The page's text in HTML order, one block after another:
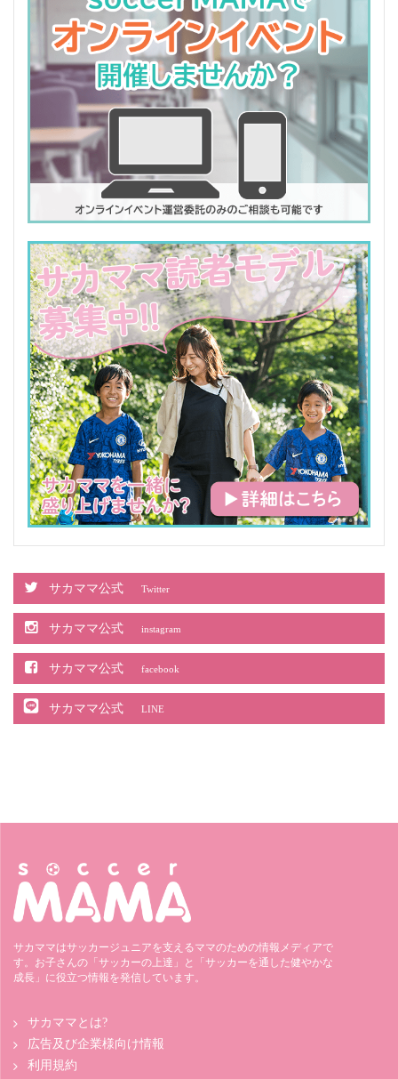
サカママ公式 Twitter
サカママ公式 instagram
サカママ公式 facebook
サカママ公式 LINE
サカママはサッカージュニアを支えるママのための情報メディアで
す。お子さんの「サッカーの上達」と「サッカーを通した健やかな
成長」に役立つ情報を発信しています。
サカママとは?
広告及び企業様向け情報
利用規約